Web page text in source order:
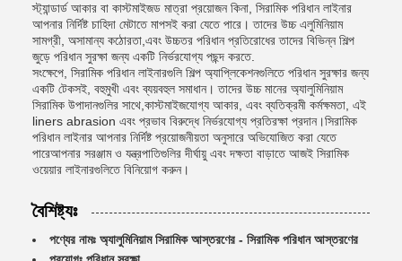
স্ট্যান্ডার্ড আকার বা কাস্টমাইজড মাত্রা প্রয়োজন কিনা, সিরামিক পরিধান লাইনার
আপনার নির্দিষ্ট চাহিদা মেটাতে মাপসই করা যেতে পারে। তাদের উচ্চ এলুমিনিয়াম
সামগ্রী, অসামান্য কঠোরতা,এবং উচ্চতর পরিধান প্রতিরোধের তাদের বিভিন্ন শিল্প
জুড়ে পরিধান সুরক্ষা জন্য একটি নির্ভরযোগ্য পছন্দ করতে.
সংক্ষেপে, সিরামিক পরিধান লাইনারগুলি শিল্প অ্যাপ্লিকেশনগুলিতে পরিধান সুরক্ষার জন্য
একটি টেকসই, বহুমুখী এবং ব্যয়বহুল সমাধান। তাদের উচ্চ মানের অ্যালুমিনিয়াম
সিরামিক উপাদানগুলির সাথে,কাস্টমাইজযোগ্য আকার, এবং ব্যতিক্রমী কর্মক্ষমতা, এই
liners abrasion এবং প্রভাব বিরুদ্ধে নির্ভরযোগ্য প্রতিরক্ষা প্রদান।সিরামিক
পরিধান লাইনার আপনার নির্দিষ্ট প্রয়োজনীয়তা অনুসারে অভিযোজিত করা যেতে
পারেআপনার সরঞ্জাম ও যন্ত্রপাতিগুলির দীর্ঘায়ু এবং দক্ষতা বাড়াতে আজই সিরামিক
ওয়েয়ার লাইনারগুলিতে বিনিয়োগ করুন।
বৈশিষ্ট্যঃ
পণ্যের নামঃ অ্যালুমিনিয়াম সিরামিক আস্তরণের - সিরামিক পরিধান আস্তরণের